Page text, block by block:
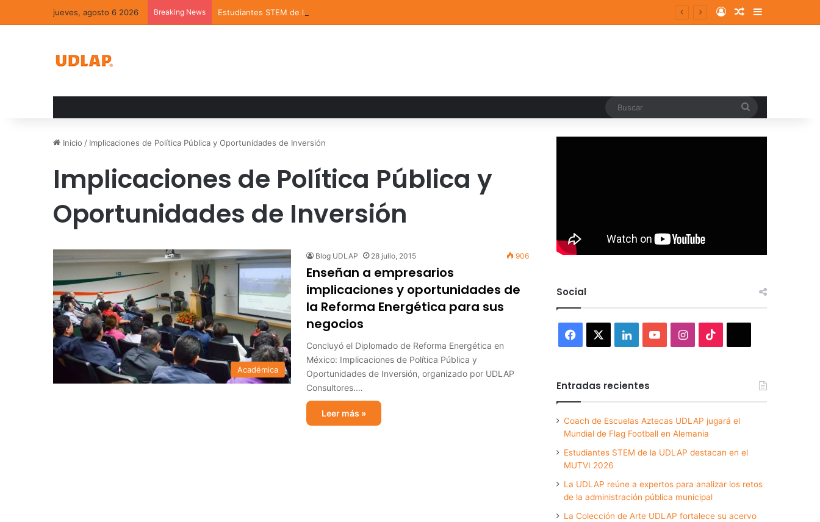
jueves, agosto 6 2026 Breaking News Estudiantes STEM de la UDLAP destacan en el MUTVI 2026 Log InRandom Article
Sidebar
Inicio / Implicaciones de Política Pública y Oportunidades de Inversión
Implicaciones de Política Pública y
Oportunidades de Inversión
Académica
Blog UDLAP 28 julio, 2015 906
Enseñan a empresarios
implicaciones y oportunidades de
la Reforma Energética para sus
negocios
Concluyó el Diplomado de Reforma Energética en
México: Implicaciones de Política Pública y
Oportunidades de Inversión, organizado por UDLAP
Consultores.…
Leer más »
Social
Facebook LinkedInYouTubeInstagram
Entradas recientes
Coach de Escuelas Aztecas UDLAP jugará el
Mundial de Flag Football en Alemania
Estudiantes STEM de la UDLAP destacan en el
MUTVI 2026
La UDLAP reúne a expertos para analizar los retos
de la administración pública municipal
La Colección de Arte UDLAP fortalece su acervo